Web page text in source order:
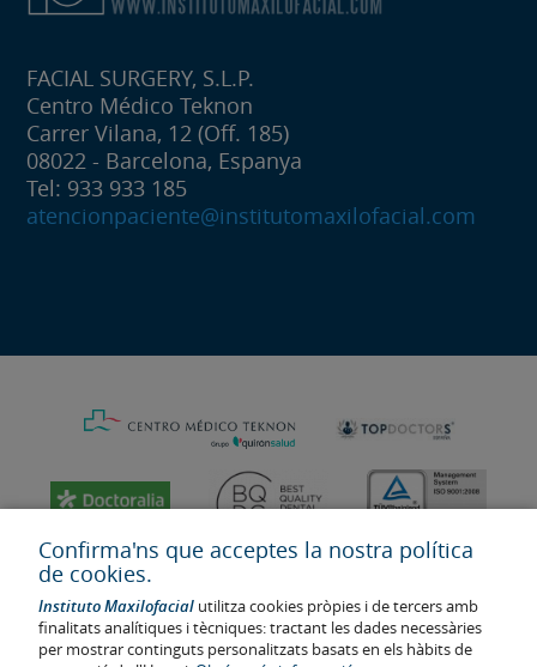
FACIAL SURGERY, S.L.P.
Centro Médico Teknon
Carrer Vilana, 12 (Off. 185)
08022 - Barcelona, Espanya
Tel: 933 933 185
atencionpaciente@institutomaxilofacial.com
Confirma'ns que acceptes la nostra política
de cookies.
Instituto Maxilofacial utilitza cookies pròpies i de tercers amb
finalitats analítiques i tècniques: tractant les dades necessàries
per mostrar continguts personalitzats basats en els hàbits de